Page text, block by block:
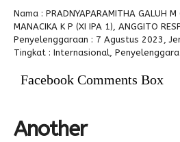
Antologi Puisi 1
Antologi Puisi 2
Antologi Puisi 3
Antologi Cerpen B.Inggris
Kegiatan Kemitraan
Penbes 2026
Alumni
Nama : PRADNYAPARAMITHA GALUH M
MANACIKA K P (XI IPA 1), ANGGITO
Penyelenggaraan : 7 Agustus 2023,
Tingkat : Internasional,
Facebook Comments Box
Another